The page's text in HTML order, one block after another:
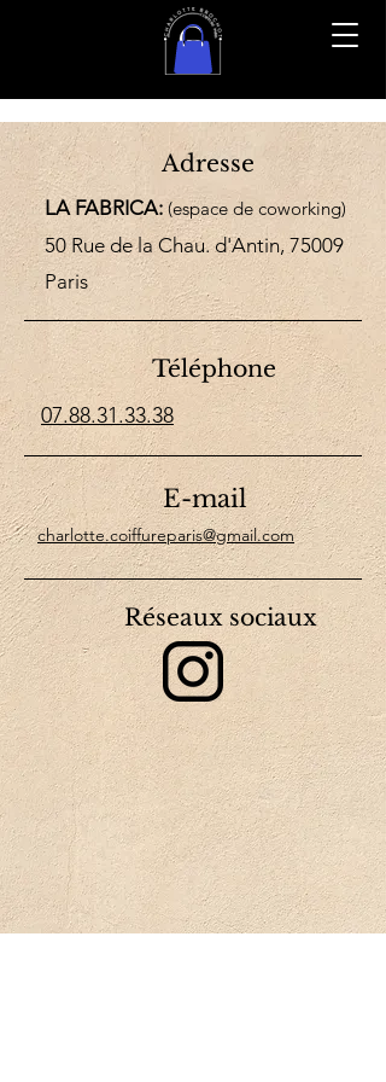
LA FABRICA: (espace de coworking)
50 Rue de la Chau. d'Antin, 75009
Paris
Adresse
Téléphone
07.88.31.33.38
E-mail
charlotte.coiffureparis@gmail.com
Réseaux sociaux